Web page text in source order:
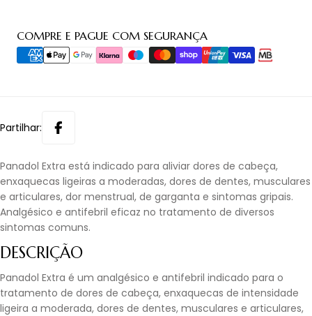
COMPRE E PAGUE COM SEGURANÇA
Métodos
de
pagamento
Partilhar:
Panadol Extra está indicado para aliviar dores de cabeça,
enxaquecas ligeiras a moderadas, dores de dentes, musculares
e articulares, dor menstrual, de garganta e sintomas gripais.
Analgésico e antifebril eficaz no tratamento de diversos
sintomas comuns.
DESCRIÇÃO
Panadol Extra é um analgésico e antifebril indicado para o
tratamento de dores de cabeça, enxaquecas de intensidade
ligeira a moderada, dores de dentes, musculares e articulares,